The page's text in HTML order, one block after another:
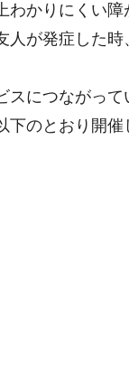
かりにくい障
が発症した
につながっ
のとおり開